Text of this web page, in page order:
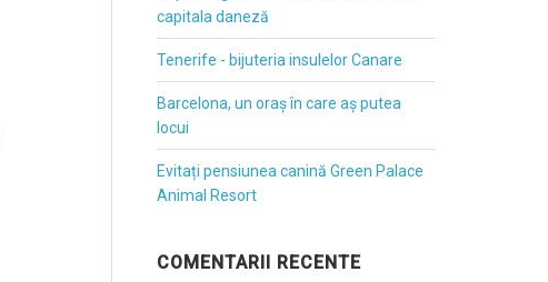
capitala daneză
Tenerife - bijuteria insulelor Canare
Barcelona, un oraș în care aș putea
locui
Evitați pensiunea canină Green Palace
Animal Resort
COMENTARII RECENTE